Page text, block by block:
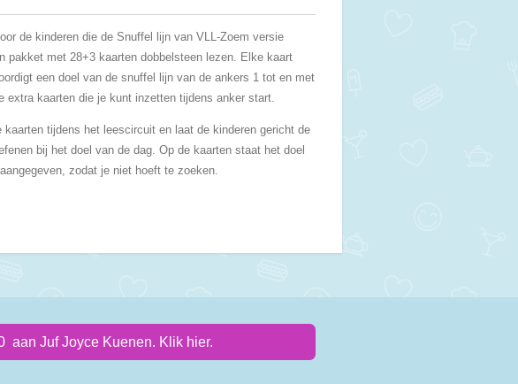
de kinderen die de Snuffel lijn van VLL-Zoem versie
pakket met 28+3 kaarten dobbelsteen lezen. Elke kaart
een doel van de snuffel lijn van de ankers 1 tot en met
extra kaarten die je kunt inzetten tijdens anker start.
kaarten tijdens het leescircuit en laat de kinderen gericht de
bij het doel van de dag. Op de kaarten staat het doel
zodat je niet hoeft te zoeken.
aan Juf Joyce Kuenen. Klik hier.